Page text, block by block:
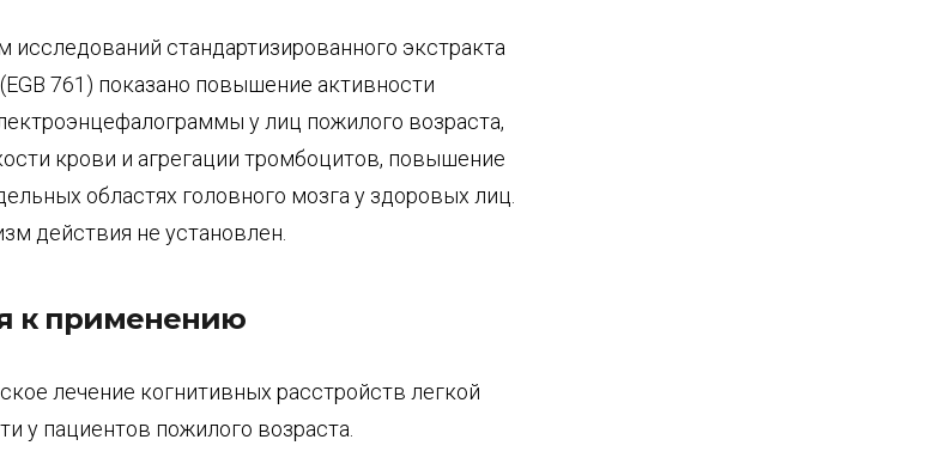
исследований стандартизированного экстракта
761) показано повышение активности
у лиц пожилого возраста,
крови и агрегации тромбоцитов, повышение
областях головного мозга у здоровых лиц.
действия не установлен.
к применению
лечение когнитивных расстройств легкой
у пациентов пожилого возраста.